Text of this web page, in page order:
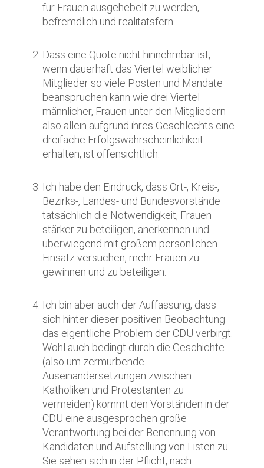
für Frauen ausgehebelt zu werden,
befremdlich und realitätsfern.
Dass eine Quote nicht hinnehmbar ist,
wenn dauerhaft das Viertel weiblicher
Mitglieder so viele Posten und Mandate
beanspruchen kann wie drei Viertel
männlicher, Frauen unter den Mitgliedern
also allein aufgrund ihres Geschlechts eine
dreifache Erfolgswahrscheinlichkeit
erhalten, ist offensichtlich.
Ich habe den Eindruck, dass Ort-, Kreis-,
Bezirks-, Landes- und Bundesvorstände
tatsächlich die Notwendigkeit, Frauen
stärker zu beteiligen, anerkennen und
überwiegend mit großem persönlichen
Einsatz versuchen, mehr Frauen zu
gewinnen und zu beteiligen.
Ich bin aber auch der Auffassung, dass
sich hinter dieser positiven Beobachtung
das eigentliche Problem der CDU verbirgt.
Wohl auch bedingt durch die Geschichte
(also um zermürbende
Auseinandersetzungen zwischen
Katholiken und Protestanten zu
vermeiden) kommt den Vorständen in der
CDU eine ausgesprochen große
Verantwortung bei der Benennung von
Kandidaten und Aufstellung von Listen zu.
Sie sehen sich in der Pflicht, nach